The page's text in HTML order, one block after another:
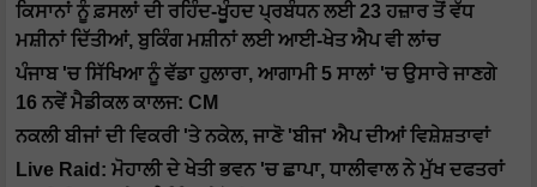
ਕਿਸਾਨਾਂ ਨੂੰ ਫ਼ਸਲਾਂ ਦੀ ਰਹਿੰਦ-ਖੂੰਹਦ ਪ੍ਰਬੰਧਨ ਲਈ 23 ਹਜ਼ਾਰ ਤੋਂ ਵੱਧ
ਮਸ਼ੀਨਾਂ ਦਿੱਤੀਆਂ, ਬੁਕਿੰਗ ਮਸ਼ੀਨਾਂ ਲਈ ਆਈ-ਖੇਤ ਐਪ ਵੀ ਲਾਂਚ
ਪੰਜਾਬ 'ਚ ਸਿੱਖਿਆ ਨੂੰ ਵੱਡਾ ਹੁਲਾਰਾ, ਆਗਾਮੀ 5 ਸਾਲਾਂ 'ਚ ਉਸਾਰੇ ਜਾਣਗੇ
16 ਨਵੇਂ ਮੈਡੀਕਲ ਕਾਲਜ: CM
ਨਕਲੀ ਬੀਜਾਂ ਦੀ ਵਿਕਰੀ 'ਤੇ ਨਕੇਲ, ਜਾਣੋ 'ਬੀਜ' ਐਪ ਦੀਆਂ ਵਿਸ਼ੇਸ਼ਤਾਵਾਂ
Live Raid: ਮੋਹਾਲੀ ਦੇ ਖੇਤੀ ਭਵਨ 'ਚ ਛਾਪਾ, ਧਾਲੀਵਾਲ ਨੇ ਮੁੱਖ ਦਫਤਰਾਂ